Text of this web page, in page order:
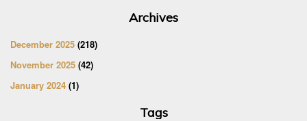
Archives
December 2025 (218)
November 2025 (42)
January 2024 (1)
Tags